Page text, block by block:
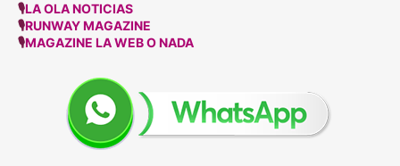
🎙LA OLA NOTICIAS
🎙RUNWAY MAGAZINE
🎙MAGAZINE LA WEB O NADA